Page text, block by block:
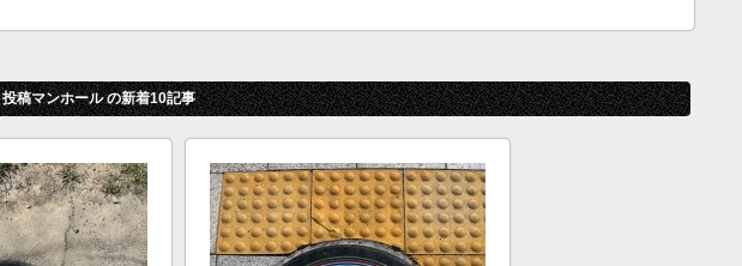
投稿マンホール の新着10記事